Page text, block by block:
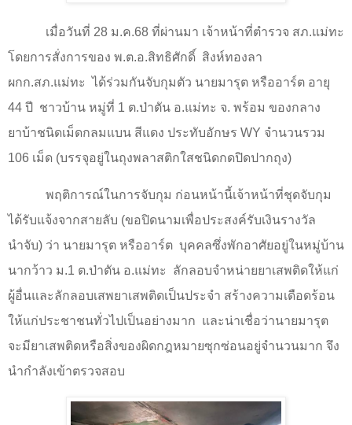
เมื่อวันที่ 28 ม.ค.68 ที่ผ่านมา เจ้าหน้าที่ตำรวจ สภ.แม่ทะ
โดยการสั่งการของ พ.ต.อ.สิทธิศักดิ์ สิงห์ทองลา
ผกก.สภ.แม่ทะ ได้ร่วมกันจับกุมตัว นายมารุต หรืออาร์ต อายุ
44 ปี ชาวบ้าน หมู่ที่ 1 ต.ป่าตัน อ.แม่ทะ จ. พร้อม ของกลาง
ยาบ้าชนิดเม็ดกลมแบน สีแดง ประทับอักษร WY จำนวนรวม
106 เม็ด (บรรจุอยู่ในถุงพลาสติกใสชนิดกดปิดปากถุง)
พฤติการณ์ในการจับกุม ก่อนหน้านี้เจ้าหน้าที่ชุดจับกุม
ได้รับแจ้งจากสายลับ (ขอปิดนามเพื่อประสงค์รับเงินรางวัล
นำจับ) ว่า นายมารุต หรืออาร์ต บุคคลซึ่งพักอาศัยอยู่ในหมู่บ้าน
นากว้าว ม.1 ต.ป่าตัน อ.แม่ทะ
ลักลอบจำหน่ายยาเสพติดให้แก่
ผู้อื่นและลักลอบเสพยาเสพติดเป็นประจำ สร้างความเดือดร้อน
ให้แก่ประชาชนทั่วไปเป็นอย่างมาก และน่าเชื่อว่านายมารุต
จะมียาเสพติดหรือสิ่งของผิดกฎหมายซุกซ่อนอยู่จำนวนมาก จึง
นำกำลังเข้าตรวจสอบ